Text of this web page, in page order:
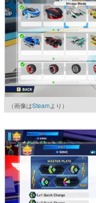
（画像はSteamより）